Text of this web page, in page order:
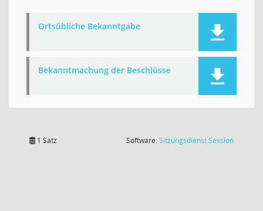
Ortsübliche Bekanntgabe
Bekanntmachung der Beschlüsse
1 Satz Software:SitzungsdienstSession(Wird in